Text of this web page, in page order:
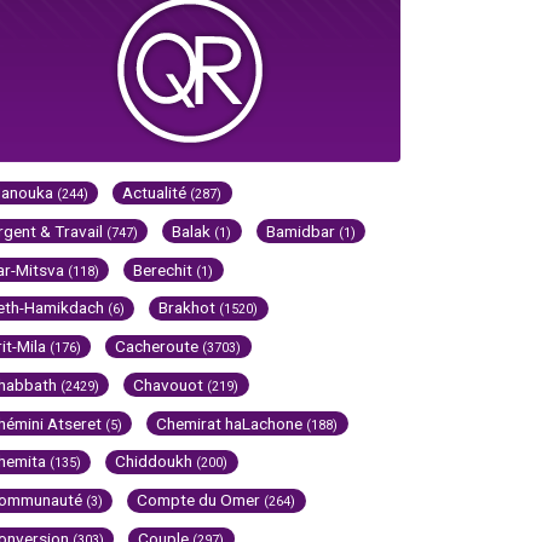
(244) Actualité (287)
& Travail (747) Balak (1) Bamidbar (1)
Mitsva (118) Berechit (1)
Hamikdach (6) Brakhot (1520)
Mila (176) Cacheroute (3703)
(2429) Chavouot (219)
Atseret (5) Chemirat haLachone (188)
(135) Chiddoukh (200)
(3) Compte du Omer (264)